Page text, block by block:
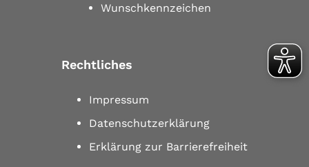
Wunschkennzeichen
Rechtliches
Impressum
Datenschutzerklärung
Erklärung zur Barrierefreiheit